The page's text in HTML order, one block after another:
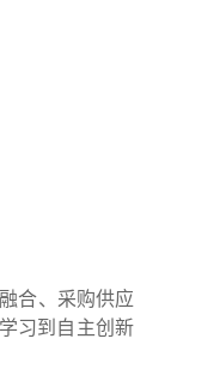
合、采购供应
习到自主创新